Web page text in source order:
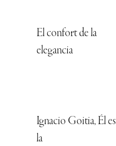
El confort de la
elegancia
Ignacio Goitia, Él es
la